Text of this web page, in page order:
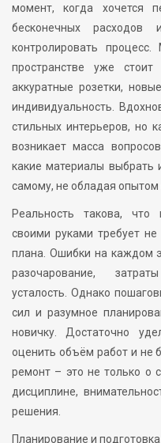
момент, когда хочется
бесконечных расходов
контролировать
пространстве уже
аккуратные розетки,
индивидуальность.
стильных интерьеров, но
возникает масса
какие материалы выбрать
самому, не обладая опытом
Реальность такова, что
своими руками требует не
плана. Ошибки на каждом
разочарование,
усталость. Однако
сил и разумное
новичку. Достаточно
оценить объём работ и не
ремонт – это не только о
дисциплине,
решения.
Планирование и